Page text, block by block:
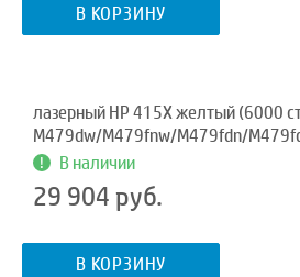
В КОРЗИНУ
лазерный HP 415X желтый (6000
M479dw/M479fnw/M479fdn/
В наличии
29 904 руб.
В КОРЗИНУ